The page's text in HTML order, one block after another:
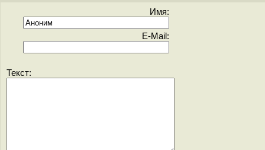
Имя:
E-Mail:
Текст: